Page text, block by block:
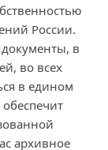
России.
в
во всех
в едином
архивное